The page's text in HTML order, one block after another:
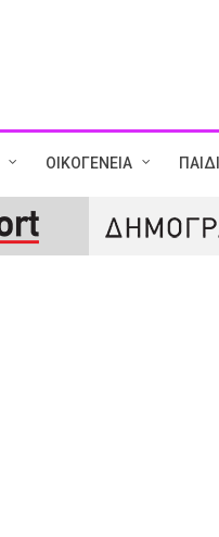
ΟΙΚΟΓΕΝΕΙΑ ΠΑΙΔΙ